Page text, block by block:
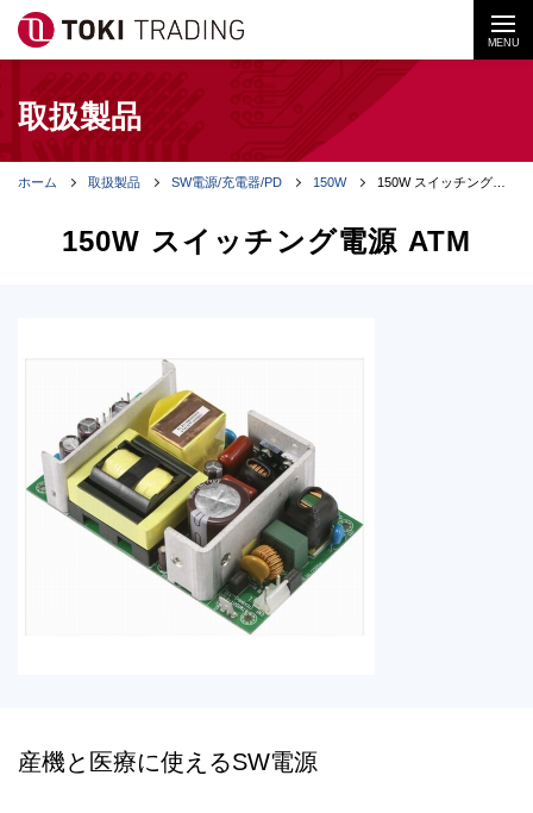
MENU
取扱製品
ホーム 取扱製品 SW電源/充電器/PD 150W 150W スイッチング電源 ATM
150W スイッチング電源 ATM
産機と医療に使えるSW電源